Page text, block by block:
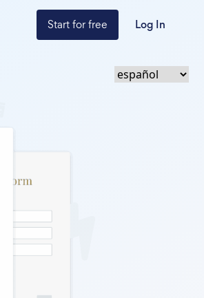
Start for free Log In